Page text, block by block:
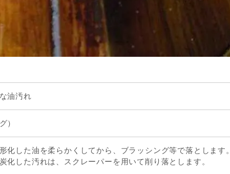
油汚れ
）
化した油を柔らかくしてから、ブラッシング等で落とします。
化した汚れは、スクレーパーを用いて削り落とします。